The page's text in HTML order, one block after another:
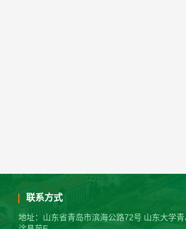
联系方式
地址：山东省青岛市滨海公路72号 山东大学